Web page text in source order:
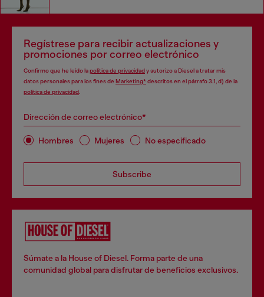
Regístrese para recibir actualizaciones y
promociones por correo electrónico
Confirmo que he leído lapolítica de privacidady autorizo a Diesel a tratar mis
datos personales para los fines de Marketing*descritos en el párrafo 3.1, d) de la
política de privacidad
Dirección de correo electrónico*
Hombres Mujeres No especificado
Subscribe
Súmate a la House of Diesel. Forma parte de una
comunidad global para disfrutar de beneficios exclusivos.